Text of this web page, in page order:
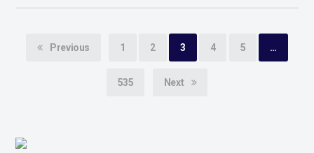
Previous 1 2 3 4 5 …
535 Next